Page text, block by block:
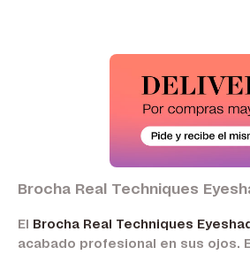
Brocha Real Techniques
El Brocha Real Techniques
acabado profesional en sus ojos.